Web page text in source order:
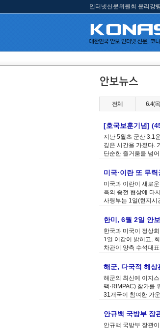
인터넷신문위원회 윤리강
전체 6.4(
[호국보훈기념]
지난 5월초 군산 3.1
깊은 시간을 가졌다.
단순한 즐거움을 넘
미국·이란 또 무
미국과 이란이 새로
측의 종전 협상에 다
사령부는 1일(현지시
한미, 6월 2일 안
한국과 미국이 정상
1일 이같이 밝히고,
차관이 양측 수석대
해군, 다국적 해
해군의 최신예 이지
팩·RIMPAC) 참가를
31개국이 참여한 가
안규백 국방부 장
안규백 국방부 장관